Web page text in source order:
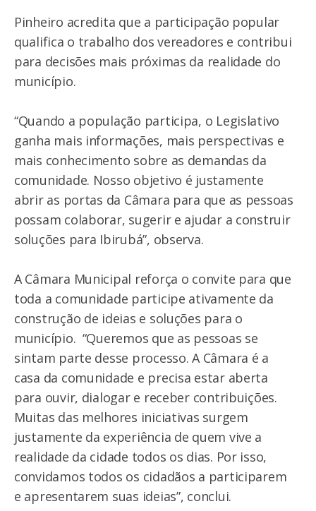
Pinheiro acredita que a participação popular
qualifica o trabalho dos vereadores e contribui
para decisões mais próximas da realidade do
município.
“Quando a população participa, o Legislativo
ganha mais informações, mais perspectivas e
mais conhecimento sobre as demandas da
comunidade. Nosso objetivo é justamente
abrir as portas da Câmara para que as pessoas
possam colaborar, sugerir e ajudar a construir
soluções para Ibirubá”, observa.
A Câmara Municipal reforça o convite para que
toda a comunidade participe ativamente da
construção de ideias e soluções para o
município. “Queremos que as pessoas se
sintam parte desse processo. A Câmara é a
casa da comunidade e precisa estar aberta
para ouvir, dialogar e receber contribuições.
Muitas das melhores iniciativas surgem
justamente da experiência de quem vive a
realidade da cidade todos os dias. Por isso,
convidamos todos os cidadãos a participarem
e apresentarem suas ideias”, conclui.